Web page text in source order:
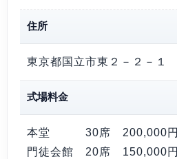
住所
東京都国立市東２－２－１
式場料金
本堂 30席 200,000円
門徒会館 20席 150,000円